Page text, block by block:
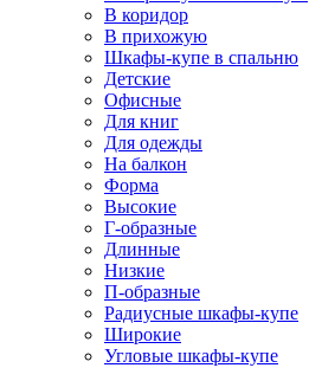
В коридор
В прихожую
Шкафы-купе в спальню
Детские
Офисные
Для книг
Для одежды
На балкон
Форма
Высокие
Г-образные
Длинные
Низкие
П-образные
Радиусные шкафы-купе
Широкие
Угловые шкафы-купе